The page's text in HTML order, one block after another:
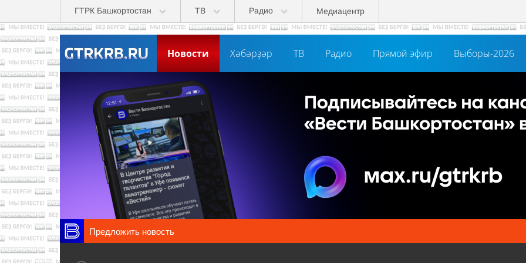
Перейти к основному содержанию
ГТРК Башкортостан ТВ Радио Медиацентр
Новости Хәбәрҙәр ТВ Радио Прямой эфир Выборы-2026
Предложить новость